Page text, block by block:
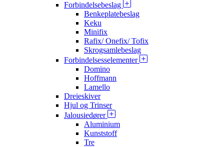
Forbindelsebeslag
Benkeplatebeslag
Keku
Minifix
Rafix/ Onefix/ Tofix
Skrogsamlebeslag
Forbindelsesselementer
Domino
Hoffmann
Lamello
Dreieskiver
Hjul og Trinser
Jalousiedører
Aluminium
Kunststoff
Tre